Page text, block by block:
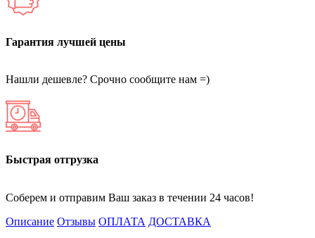
Гарантия лучшей цены
Нашли дешевле? Срочно сообщите нам =)
Быстрая отгрузка
Соберем и отправим Ваш заказ в течении 24 часов!
Описание Отзывы ОПЛАТА ДОСТАВКА